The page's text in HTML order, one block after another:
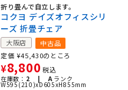
折り畳んで自立します。
コクヨ デイズオフィスシリ
ーズ 折畳チェア
大阪店
中古品
定価 ¥45,430のところ
¥8,800 税込
在庫数： 2 | Aランク
W595(210)xD605xH855mm